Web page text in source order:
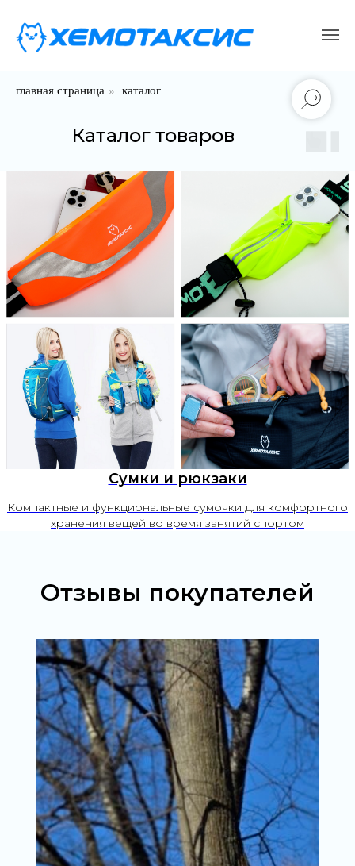
главная страница » каталог
Каталог товаров
Сумки и рюкзаки
Компактные и функциональные сумочки для комфортного
хранения вещей во время занятий спортом
Отзывы покупателей